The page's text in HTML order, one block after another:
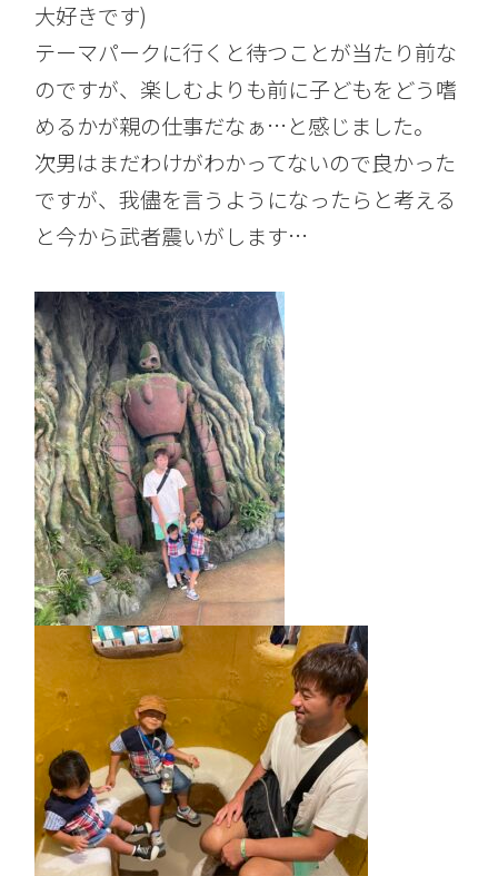
大好きです)
テーマパークに行くと待つことが当たり前な
のですが、楽しむよりも前に子どもをどう嗜
めるかが親の仕事だなぁ…と感じました。
次男はまだわけがわかってないので良かった
ですが、我儘を言うようになったらと考える
と今から武者震いがします…